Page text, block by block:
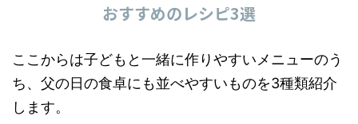
おすすめのレシピ3選
ここからは子どもと一緒に作りやすいメニューのう
ち、父の日の食卓にも並べやすいものを3種類紹介
します。